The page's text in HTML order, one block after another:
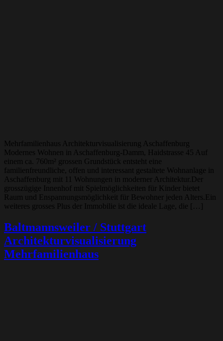
Mehrfamilienhaus Architekturvisualisierung Aschaffenburg
Modernes Wohnen in Aschaffenburg-Damm, Haidstrasse 45 Auf
einem ca. 760m² grossen Grundstück entsteht eine
familienfreundliche, offen und interessant gestaltete Wohnanlage in
Aschaffenburg mit 11 Wohnungen in moderner Architektur.Der
grosszügige Innenhof mit Spielmöglichkeiten für Kinder bietet
Raum und Enspannungsmöglichkeit für Bewohner jeden Alters.Ein
weiteres grosses Plus der Immobilie ist die ideale Lage, die […]
Baltmannsweiler / Stuttgart
Architekturvisualisierung
Mehrfamilienhaus